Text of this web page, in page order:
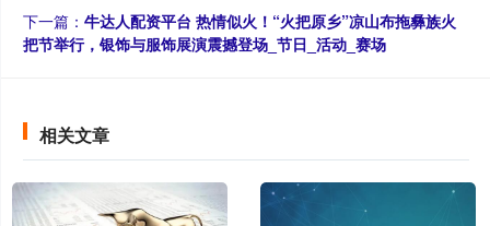
下一篇： 牛达人配资平台 热情似火！“火把原乡”凉山布拖彝族火
把节举行，银饰与服饰展演震撼登场_节日_活动_赛场
相关文章